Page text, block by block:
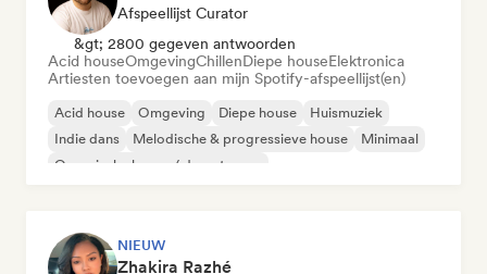
Afspeellijst Curator
&gt; 2800 gegeven antwoorden
Acid houseOmgevingChillenDiepe houseElektronica
Artiesten toevoegen aan mijn Spotify-afspeellijst(en)
Acid house Omgeving Diepe house
Huismuziek
Indie dans
Melodische & progressieve house
Minimaal
Organische house / downtempo
NIEUW
Zhakira Razhé